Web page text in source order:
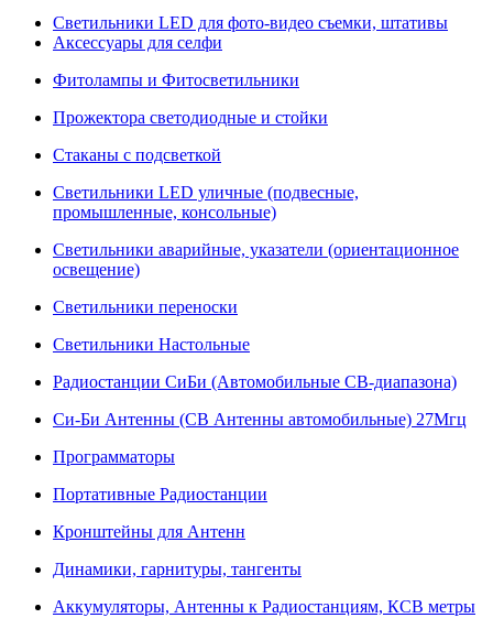
Светильники LED для фото-видео съемки, штативы
Аксессуары для селфи
Фитолампы и Фитосветильники
Прожектора светодиодные и стойки
Стаканы с подсветкой
Светильники LED уличные (подвесные,
промышленные, консольные)
Светильники аварийные, указатели (ориентационное
освещение)
Светильники переноски
Светильники Настольные
Радиостанции СиБи (Автомобильные СВ-диапазона)
Си-Би Антенны (СВ Антенны автомобильные) 27Мгц
Программаторы
Портативные Радиостанции
Кронштейны для Антенн
Динамики, гарнитуры, тангенты
Аккумуляторы, Антенны к Радиостанциям, КСВ метры